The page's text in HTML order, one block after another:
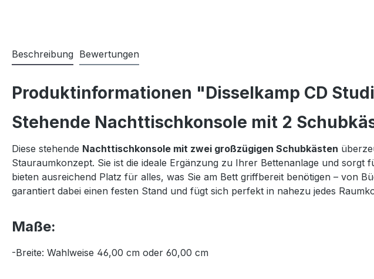
Beschreibung Bewertungen
Produktinformationen "Disselkamp CD
Stehende Nachttischkonsole mit 2
Diese stehende Nachttischkonsole mit zwei großzügigen Schubkästen
Stauraumkonzept. Sie ist die ideale Ergänzung zu Ihrer Bettenanlage und
bieten ausreichend Platz für alles, was Sie am Bett griffbereit benötigen – von
garantiert dabei einen festen Stand und fügt sich perfekt in nahezu jedes
Maße:
-Breite: Wahlweise 46,00 cm oder 60,00 cm